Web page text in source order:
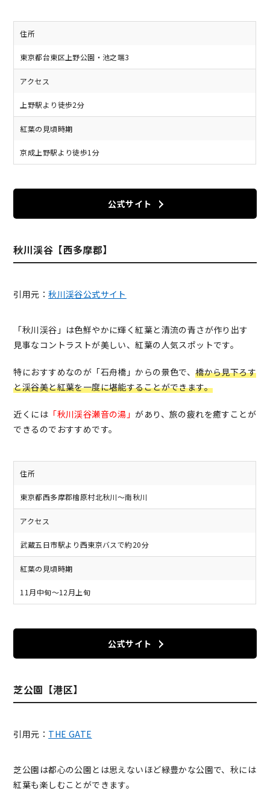
住所
東京都台東区上野公園・池之端3
アクセス
上野駅より徒歩2分
紅葉の見頃時期
京成上野駅より徒歩1分
公式サイト
秋川渓谷【西多摩郡】
引用元：秋川渓谷公式サイト
「秋川渓谷」は色鮮やかに輝く紅葉と清流の青さが作り出す
見事なコントラストが美しい、紅葉の人気スポットです。
特におすすめなのが「石舟橋」からの景色で、橋から見下ろす
と渓谷美と紅葉を一度に堪能することができます。
近くには 「秋川渓谷瀬音の湯」があり、旅の疲れを癒すことが
できるのでおすすめです。
住所
東京都西多摩郡檜原村北秋川～南秋川
アクセス
武蔵五日市駅より西東京バスで約20分
紅葉の見頃時期
11月中旬～12月上旬
公式サイト
芝公園【港区】
引用元： THE GATE
芝公園は都心の公園とは思えないほど緑豊かな公園で、秋には
紅葉も楽しむことができます。